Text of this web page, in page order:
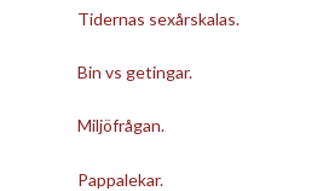
Tidernas sexårskalas.
Bin vs getingar.
Miljöfrågan.
Pappalekar.